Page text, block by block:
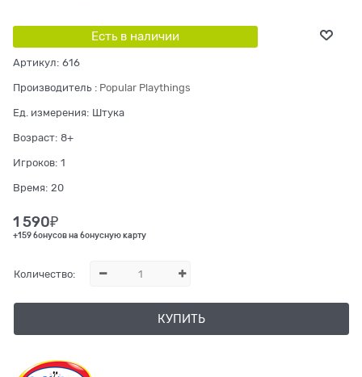
Есть в наличии
Артикул: 616
Производитель : Popular Playthings
Ед. измерения: Штука
Возраст: 8+
Игроков: 1
Время: 20
1 590₽
+159 бонусов на бонусную карту
Количество:
КУПИТЬ